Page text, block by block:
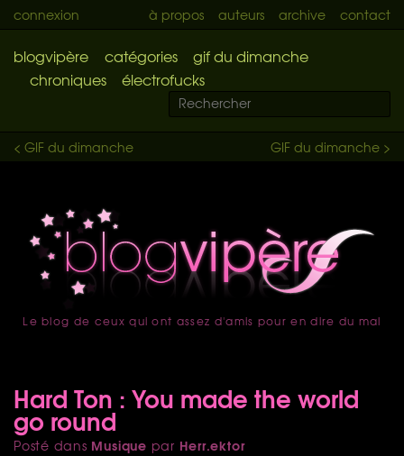
connexion à propos auteurs archive contact
blogvipère catégories
gif du dimanche
chroniques
électrofucks
GIF du dimanche >
< GIF du dimanche
accueil
Le blog de ceux qui ont assez d'amis pour en dire du mal
Hard Ton : You made the world
go round
Posté dans Musique par Herr.ektor